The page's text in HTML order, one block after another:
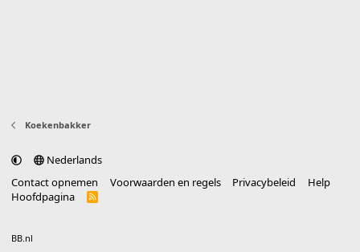
Koekenbakker
Nederlands
Contact opnemen
Voorwaarden en regels Privacybeleid
Help
Hoofdpagina
R
BB.nl